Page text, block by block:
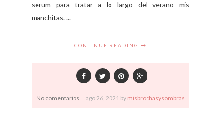
serum para tratar a lo largo del verano mis
manchitas. ...
CONTINUE READING
No comentarios ago26, 2021 by misbrochasysombras